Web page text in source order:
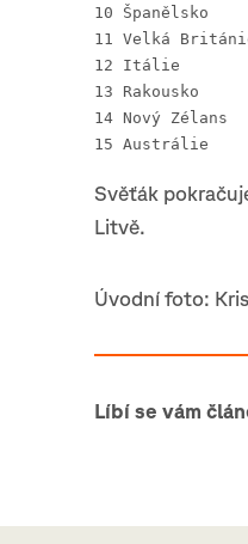
Svěťák
Litvě.
Úvodní foto:
Líbí se vám